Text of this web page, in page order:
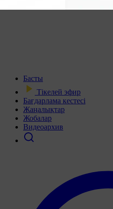
Басты
Тікелей эфир
Бағдарлама кестесі
Жаңалықтар
Жобалар
Видеоархив